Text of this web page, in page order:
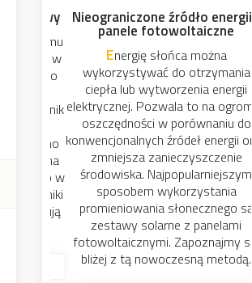
Nieograniczone źródło energii -
panele fotowoltaiczne
wykorzystywać do otrzymania
ciepła lub wytworzenia energii
elektrycznej. Pozwala to na ogromne
oszczędności w porównaniu do
konwencjonalnych źródeł energii oraz
zmniejsza zanieczyszczenie
środowiska. Najpopularniejszym
sposobem wykorzystania
promieniowania słonecznego są
zestawy solarne z panelami
fotowoltaicznymi. Zapoznajmy się
bliżej z tą nowoczesną metodą.